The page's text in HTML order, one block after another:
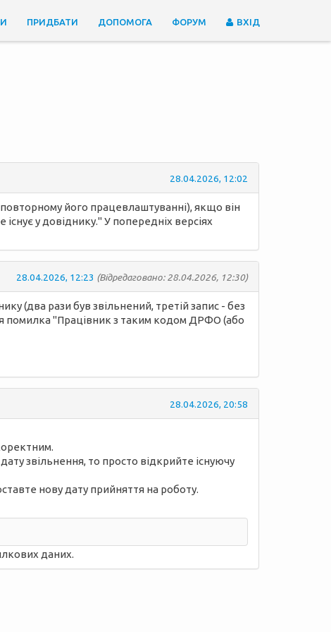
ПРИДБАТИ ДОПОМОГА ФОРУМ ВХІД
28.04.2026, 12:02
його працевлаштуванні), якщо він
у довіднику." У попередніх версіях
28.04.2026, 12:23 (Відредаговано: 28.04.2026, 12:30)
(два рази був звільнений, третій запис - без
помилка "Працівник з таким кодом ДРФО (або
28.04.2026, 20:58
звільнення, то просто відкрийте існуючу
нову дату прийняття на роботу.
даних.